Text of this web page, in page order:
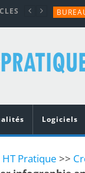
Logiciels
HT Pratique >>